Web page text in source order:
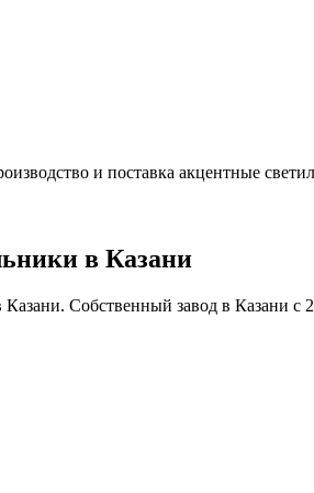
и поставка акцентные
в Казани
Собственный завод в Казани с